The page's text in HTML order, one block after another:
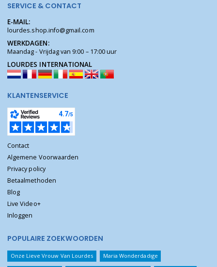
SERVICE & CONTACT
E-MAIL:
lourdes.shop.info@gmail.com
WERKDAGEN:
Maandag - Vrijdag van 9:00 – 17:00 uur
LOURDES INTERNATIONAL
KLANTENSERVICE
Contact
Algemene Voorwaarden
Privacy policy
Betaalmethoden
Blog
Live Video+
Inloggen
POPULAIRE ZOEKWOORDEN
Onze Lieve Vrouw Van Lourdes Maria Wonderdadige